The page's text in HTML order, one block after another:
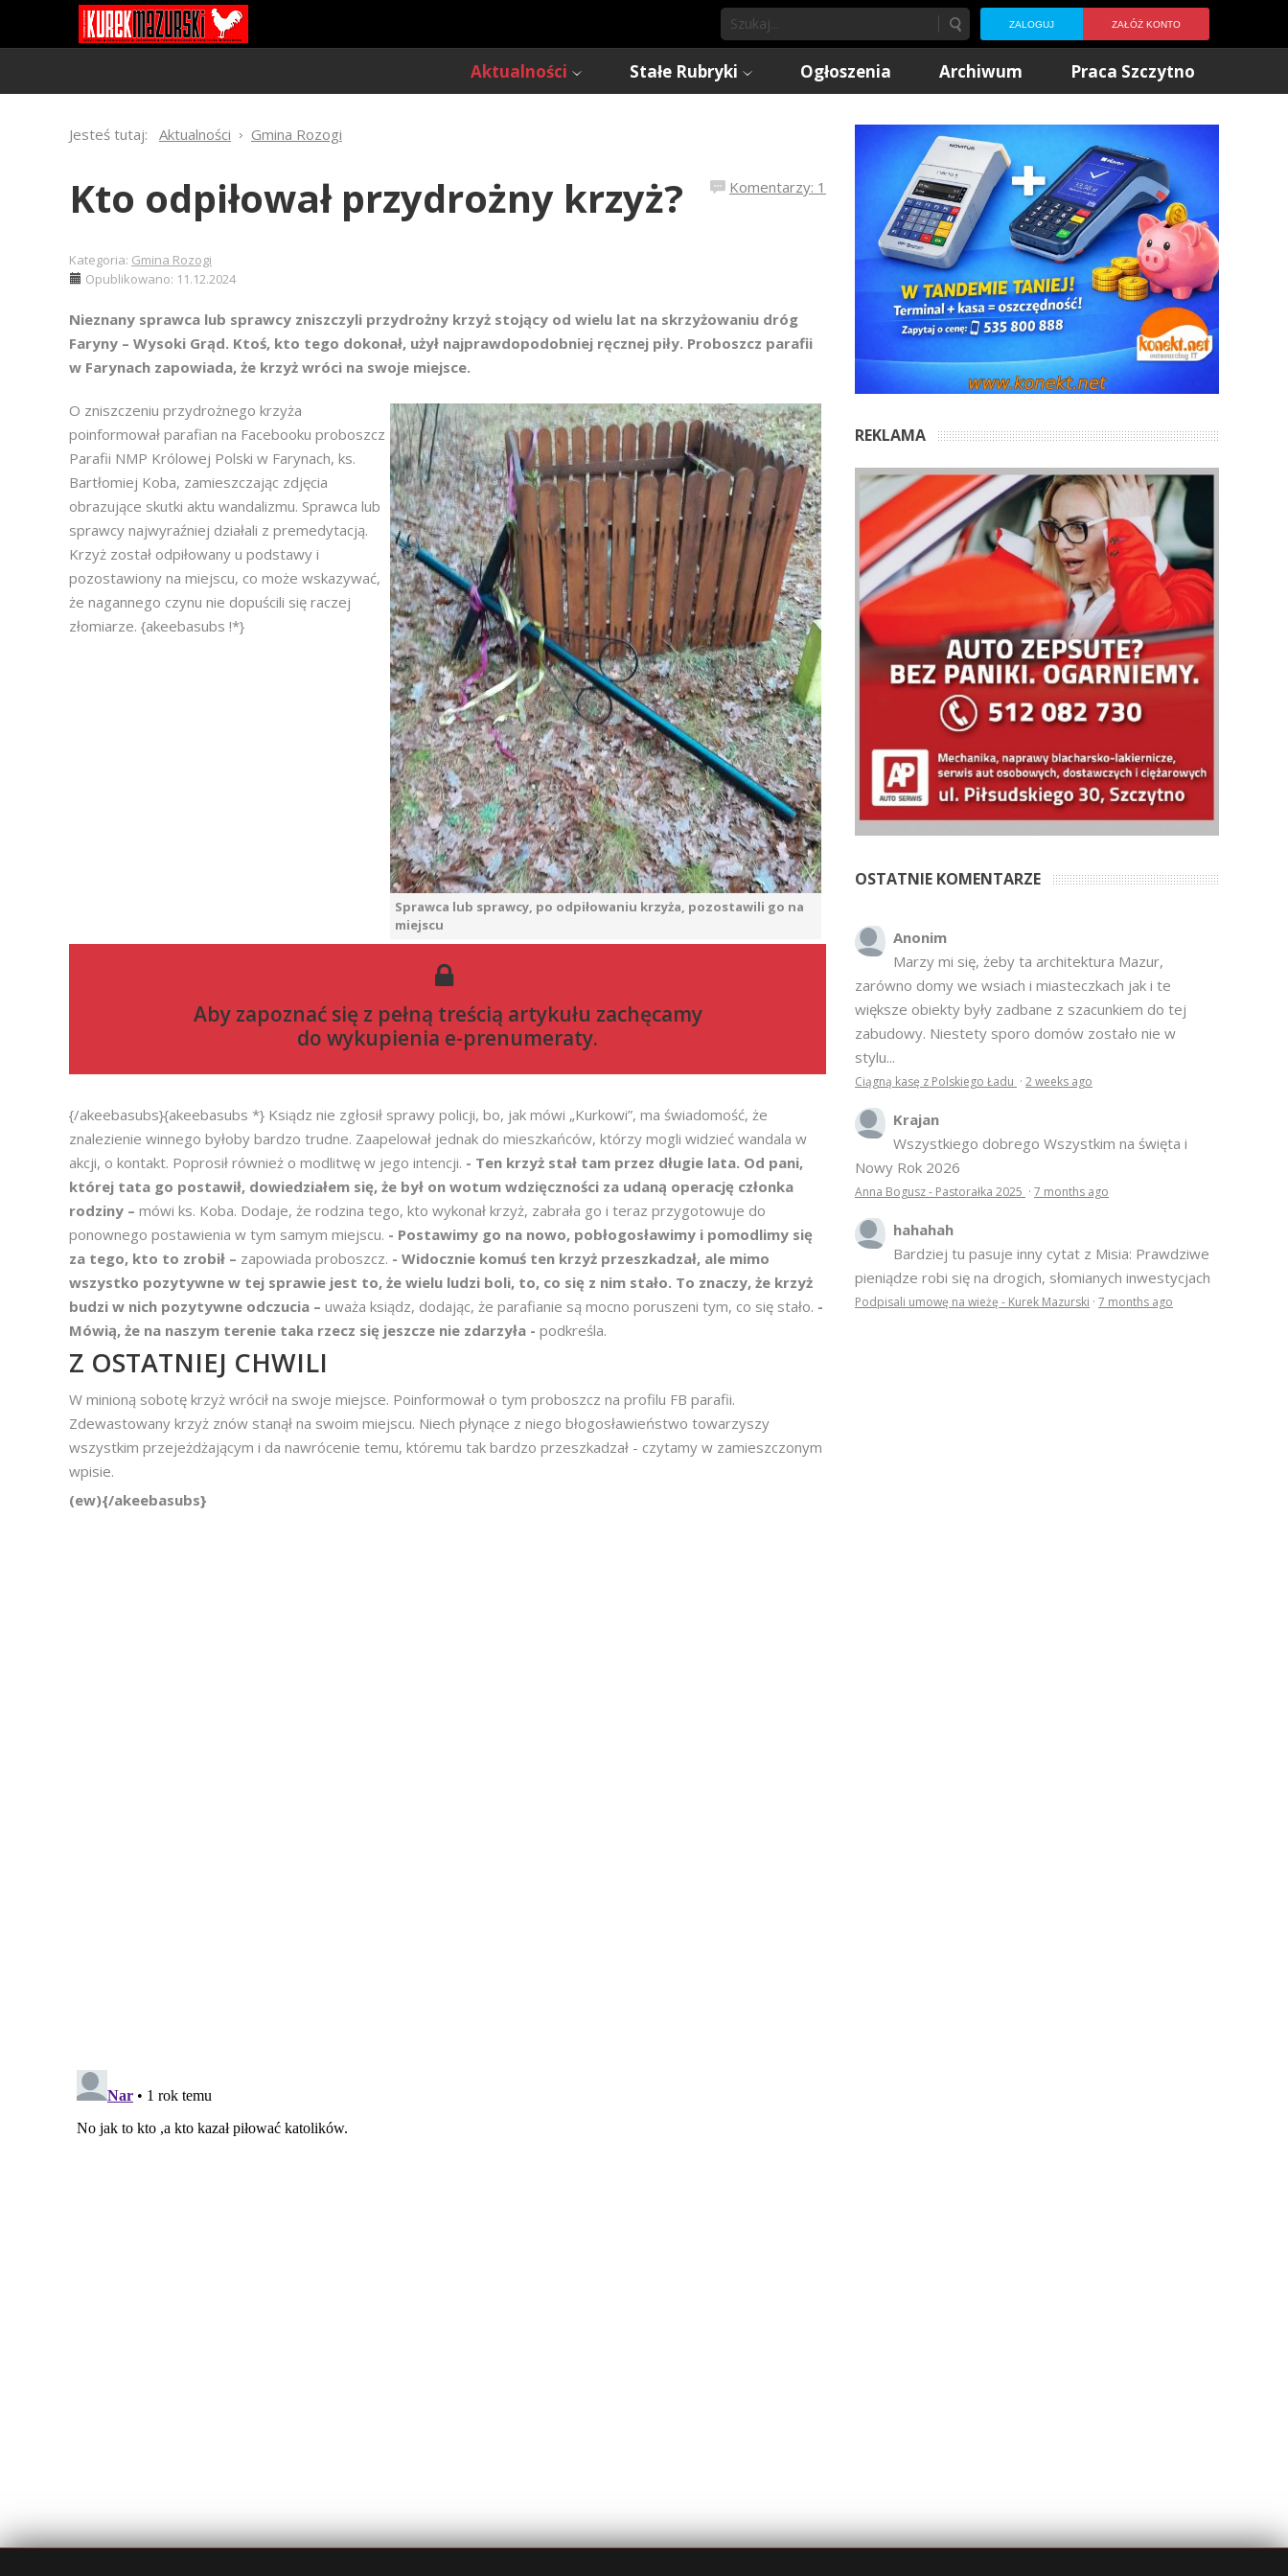
ZALOGUJ ZAŁÓŻ KONTO
Aktualności Stałe Rubryki Ogłoszenia Archiwum Praca Szczytno
Jesteś tutaj: Aktualności Gmina Rozogi
Komentarzy: 1
Kto odpiłował przydrożny krzyż?
Kategoria: Gmina Rozogi
Opublikowano: 11.12.2024
Nieznany sprawca lub sprawcy zniszczyli przydrożny krzyż stojący od wielu lat na skrzyżowaniu dróg
Faryny – Wysoki Grąd. Ktoś, kto tego dokonał, użył najprawdopodobniej ręcznej piły. Proboszcz parafii
w Farynach zapowiada, że krzyż wróci na swoje miejsce.
Sprawca lub sprawcy, po odpiłowaniu krzyża, pozostawili go na
miejscu
O zniszczeniu przydrożnego krzyża
poinformował parafian na Facebooku proboszcz
Parafii NMP Królowej Polski w Farynach, ks.
Bartłomiej Koba, zamieszczając zdjęcia
obrazujące skutki aktu wandalizmu. Sprawca lub
sprawcy najwyraźniej działali z premedytacją.
Krzyż został odpiłowany u podstawy i
pozostawiony na miejscu, co może wskazywać,
że nagannego czynu nie dopuścili się raczej
złomiarze. {akeebasubs !*}
Aby zapoznać się z pełną treścią artykułu zachęcamy
do wykupienia e-prenumeraty.
{/akeebasubs}{akeebasubs *} Ksiądz nie zgłosił sprawy policji, bo, jak mówi „Kurkowi”, ma świadomość, że
znalezienie winnego byłoby bardzo trudne. Zaapelował jednak do mieszkańców, którzy mogli widzieć wandala w
akcji, o kontakt. Poprosił również o modlitwę w jego intencji. - Ten krzyż stał tam przez długie lata. Od pani,
której tata go postawił, dowiedziałem się, że był on wotum wdzięczności za udaną operację członka
rodziny – mówi ks. Koba. Dodaje, że rodzina tego, kto wykonał krzyż, zabrała go i teraz przygotowuje do
ponownego postawienia w tym samym miejscu. - Postawimy go na nowo, pobłogosławimy i pomodlimy się
za tego, kto to zrobił – zapowiada proboszcz. - Widocznie komuś ten krzyż przeszkadzał, ale mimo
wszystko pozytywne w tej sprawie jest to, że wielu ludzi boli, to, co się z nim stało. To znaczy, że krzyż
budzi w nich pozytywne odczucia – uważa ksiądz, dodając, że parafianie są mocno poruszeni tym, co się stało. -
Mówią, że na naszym terenie taka rzecz się jeszcze nie zdarzyła - podkreśla.
Z OSTATNIEJ CHWILI
W minioną sobotę krzyż wrócił na swoje miejsce. Poinformował o tym proboszcz na profilu FB parafii.
Zdewastowany krzyż znów stanął na swoim miejscu. Niech płynące z niego błogosławieństwo towarzyszy
wszystkim przejeżdżającym i da nawrócenie temu, któremu tak bardzo przeszkadzał - czytamy w zamieszczonym
wpisie.
(ew){/akeebasubs}
REKLAMA
OSTATNIE KOMENTARZE
Anonim
Marzy mi się, żeby ta architektura Mazur,
zarówno domy we wsiach i miasteczkach jak i te
większe obiekty były zadbane z szacunkiem do tej
zabudowy. Niestety sporo domów zostało nie w
stylu...
Ciągną kasę z Polskiego Ładu · 2 weeks ago
Krajan
Wszystkiego dobrego Wszystkim na święta i
Nowy Rok 2026
Anna Bogusz - Pastorałka 2025 · 7 months ago
hahahah
Bardziej tu pasuje inny cytat z Misia: Prawdziwe
pieniądze robi się na drogich, słomianych inwestycjach
Podpisali umowę na wieżę - Kurek Mazurski · 7 months ago